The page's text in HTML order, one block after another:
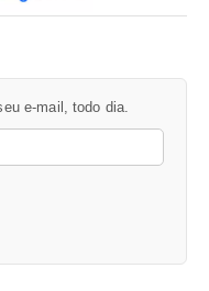
e-mail, todo dia.